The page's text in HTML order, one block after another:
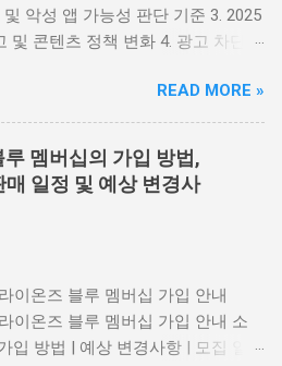
및 악성 앱 가능성 판단 기준 3. 2025
및 콘텐츠 정책 변화 4. 광고 차단
이트 경고란? 일부 사용자들은 유튜
파일을 업데이트 하시오" 같은
주하게 됩니다. 이는 공식 유튜브 알
고성 팝업 이자, 악성 소프트웨어
이 높은 사기 형태입니다. 📎 Adobe
릭하세요' 식의 유도 문구 사용 의
, .apk 파일 등 다운로드 요구 맞춤
오류 등 비전문적 메시지 구성 로
READ MORE »
멤버십의 가입 방법,
일정 및 예상 변경사
이온즈 블루 멤버십 가입 안내
이온즈 블루 멤버십 가입 안내 소
입 방법 | 예상 변경사항 | 모집 일